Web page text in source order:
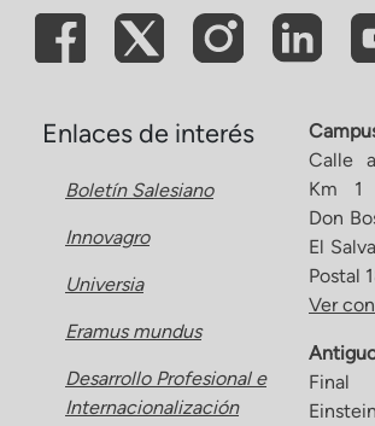
Enlaces de interés
Boletín Salesiano
Innovagro
Universia
Eramus mundus
Desarrollo Profesional e
Internacionalización
Calle
Km 1
Don
El
Postal
Ver